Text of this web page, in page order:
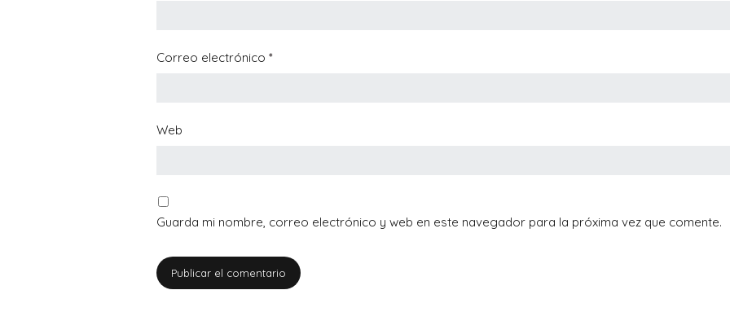
Correo electrónico *
Web
Guarda mi nombre, correo electrónico y web en este navegador para la próxima vez que comente.